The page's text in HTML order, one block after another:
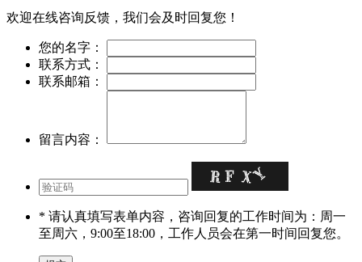
欢迎在线咨询反馈，我们会及时回复您！
您的名字：
联系方式：
联系邮箱：
留言内容：
* 请认真填写表单内容，咨询回复的工作时间为：周一
至周六，9:00至18:00，工作人员会在第一时间回复您。